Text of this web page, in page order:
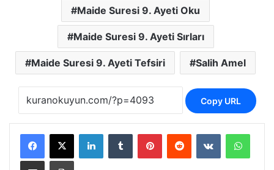
Maide Suresi 9. Ayeti Oku
Maide Suresi 9. Ayeti Sırları
Maide Suresi 9. Ayeti Tefsiri Salih Amel
Copy URL
LinkedInTumblr PinterestReddit VKontakte
E-Posta ile paylaş Yazdır